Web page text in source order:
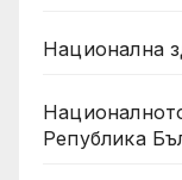
Национална
Република